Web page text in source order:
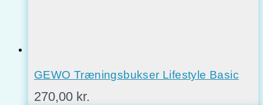
GEWO Træningsbukser Lifestyle Basic
270,00 kr.